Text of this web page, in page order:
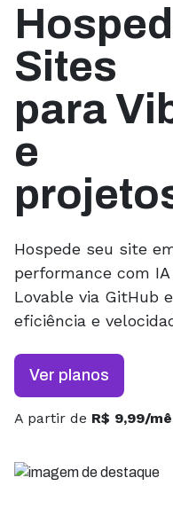
Sites
para
e
Hospede seu site
performance com
Lovable via GitHub
eficiência e
Ver planos
A partir de R$ 9,99/